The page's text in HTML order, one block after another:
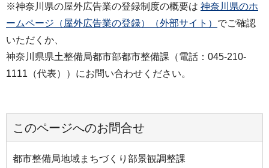
※神奈川県の屋外広告業の登録制度の概要は 神奈川県のホ
ームページ（屋外広告業の登録）（外部サイト） でご確認
いただくか、
神奈川県県土整備局都市部都市整備課（電話：045-210-
1111（代表））にお問い合わせください。
このページへのお問合せ
都市整備局地域まちづくり部景観調整課